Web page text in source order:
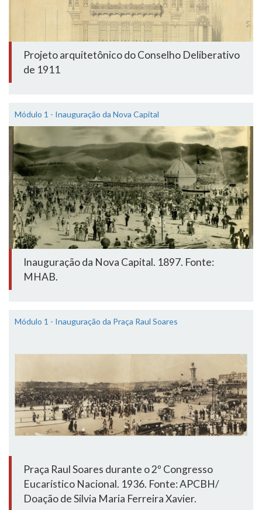
Projeto arquitetônico do Conselho Deliberativo
de 1911
Módulo 1 - Inauguração da Nova Capital
Inauguração da Nova Capital. 1897. Fonte:
MHAB.
Módulo 1 - Inauguração da Praça Raul Soares
Praça Raul Soares durante o 2º Congresso
Eucarístico Nacional. 1936. Fonte: APCBH/
Doação de Silvia Maria Ferreira Xavier.